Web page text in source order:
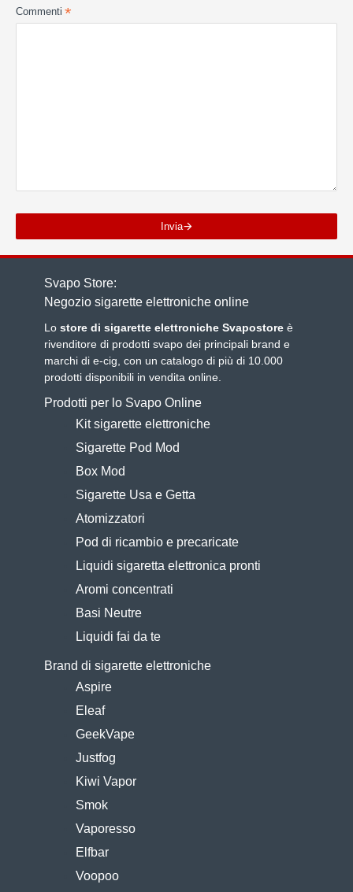
Commenti
Invia
Svapo Store:
Negozio sigarette elettroniche online
Lostore di sigarette elettroniche Svapostoreè
rivenditore di prodotti svapo dei principali brand e
marchi di e-cig, con un catalogo di più di 10.000
prodotti disponibili in vendita online.
Prodotti per lo Svapo Online
Kit sigarette elettroniche
Sigarette Pod Mod
Box Mod
Sigarette Usa e Getta
Atomizzatori
Pod di ricambio e precaricate
Liquidi sigaretta elettronica pronti
Aromi concentrati
Basi Neutre
Liquidi fai da te
Brand di sigarette elettroniche
Aspire
Eleaf
GeekVape
Justfog
Kiwi Vapor
Smok
Vaporesso
Elfbar
Voopoo